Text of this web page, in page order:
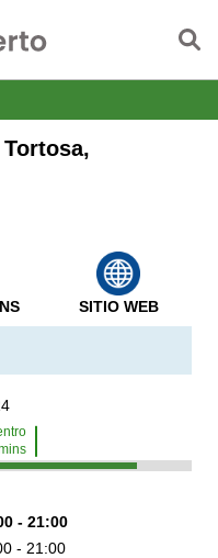
- 21:00
- 21:00
SITIO WEB